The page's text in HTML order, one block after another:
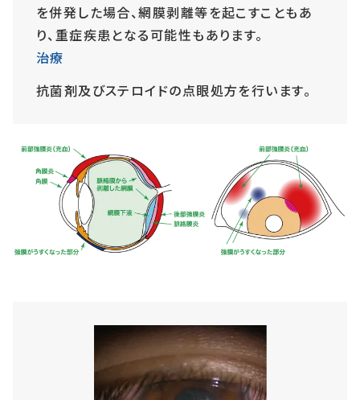
を併発した場合、網膜剥離等を起こすこともあ
り、重症疾患となる可能性もあります。
治療
抗菌剤及びステロイドの点眼処方を行います。